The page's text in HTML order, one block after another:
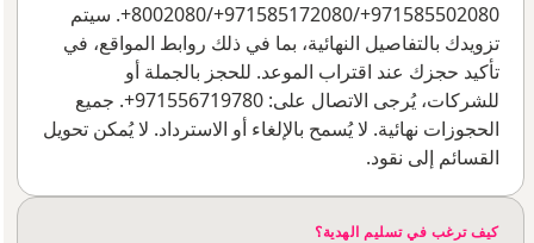
971585502080+/971585172080+/8002080+. سيتم
تزويدك بالتفاصيل النهائية، بما في ذلك روابط المواقع، في
تأكيد حجزك عند اقتراب الموعد. للحجز بالجملة أو
للشركات، يُرجى الاتصال على: 971556719780+. جميع
الحجوزات نهائية. لا يُسمح بالإلغاء أو الاسترداد. لا يُمكن تحويل
القسائم إلى نقود.
كيف ترغب في تسليم الهدية؟